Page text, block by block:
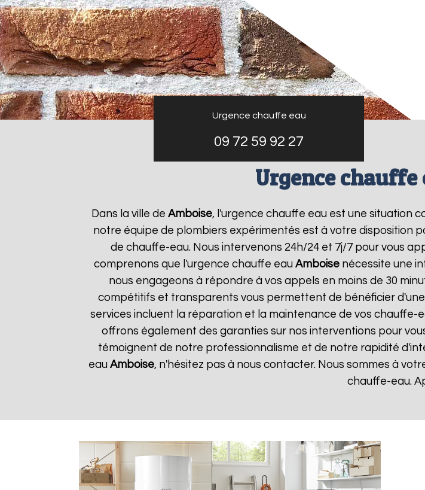
Urgence chauffe eau
09 72 59 92 27
Urgence chauffe
Dans la ville de Amboise, l'urgence chauffe eau est une situation
notre équipe de plombiers expérimentés est à votre disposition
de chauffe-eau. Nous intervenons 24h/24 et 7j/7 pour vous
comprenons que l'urgence chauffe eau Amboise nécessite une
nous engageons à répondre à vos appels en moins de 30
compétitifs et transparents vous permettent de bénéficier
services incluent la réparation et la maintenance de vos chauffe-
offrons également des garanties sur nos interventions pour
témoignent de notre professionnalisme et de notre rapidité
eau Amboise, n'hésitez pas à nous contacter. Nous sommes à
chauffe-eau.